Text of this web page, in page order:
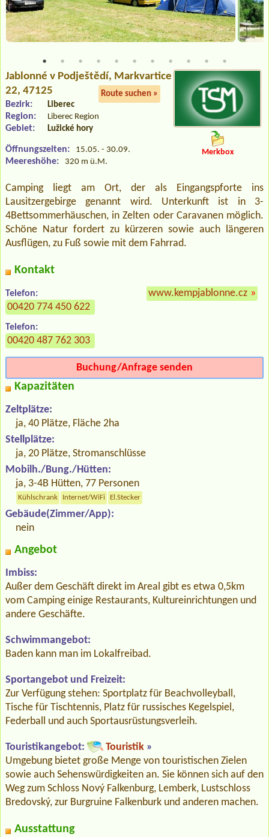
Jablonné v Podještědí, Markvartice
22, 47125
Route suchen »
Bezirk: Liberec
Region: Liberec Region
Gebiet: Lužické hory
Öffnungszeiten: 15.05. - 30.09.
Meereshöhe: 320 m ü.M.
Merkbox
Camping liegt am Ort, der als Eingangspforte ins
Lausitzergebirge genannt wird. Unterkunft ist in 3-
4Bettsommerhäuschen, in Zelten oder Caravanen möglich.
Schöne Natur fordert zu kürzeren sowie auch längeren
Ausflügen, zu Fuß sowie mit dem Fahrrad.
Kontakt
Telefon:
00420 774 450 622
Telefon:
00420 487 762 303
www.kempjablonne.cz »
Buchung/Anfrage senden
Kapazitäten
Zeltplätze:
ja, 40 Plätze, Fläche 2ha
Stellplätze:
ja, 20 Plätze, Stromanschlüsse
Mobilh./Bung./Hütten:
ja, 3-4B Hütten, 77 Personen
Kühlschrank Internet/WiFi El.Stecker
Gebäude(Zimmer/App):
nein
Angebot
Imbiss:
Außer dem Geschäft direkt im Areal gibt es etwa 0,5km
vom Camping einige Restaurants, Kultureinrichtungen und
andere Geschäfte.
Schwimmangebot:
Baden kann man im Lokalfreibad.
Sportangebot und Freizeit:
Zur Verfügung stehen: Sportplatz für Beachvolleyball,
Tische für Tischtennis, Platz für russisches Kegelspiel,
Federball und auch Sportausrüstungsverleih.
Touristikangebot: Touristik »
Umgebung bietet große Menge von touristischen Zielen
sowie auch Sehenswürdigkeiten an. Sie können sich auf den
Weg zum Schloss Nový Falkenburg, Lemberk, Lustschloss
Bredovský, zur Burgruine Falkenburk und anderen machen.
Ausstattung